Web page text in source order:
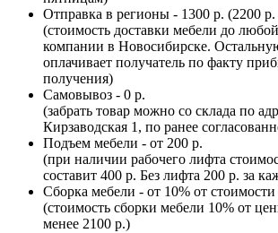
Отправка в регионы - 1300 р. (2200 р.
(стоимость доставки мебели до
компании в Новосибирске.
оплачивает получатель по факту
получения)
Самовывоз - 0 р.
(забрать товар можно со склада по
Кирзаводская 1, по ранее
Подъем мебели - от 200 р.
(при наличии рабочего лифта
составит 400 р. Без лифта 200 р. за
Сборка мебели - от 10% от стоимости
(стоимость сборки мебели 10% от
менее 2100 р.)